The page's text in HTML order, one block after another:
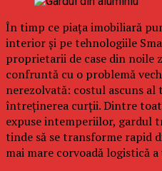
În timp ce piața imobiliară
interior și pe tehnologiile
proprietarii de case din noile
confruntă cu o problemă
nerezolvată: costul ascuns
întreținerea curții. Dintre
expuse intemperiilor, gardul
tinde să se transforme rapid
mai mare corvoadă logistică